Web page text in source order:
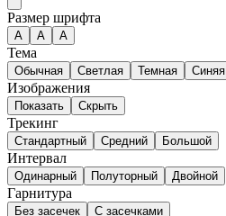
Размер шрифта
А A A
Тема
Обычная Светлая Темная Синяя
Изображения
Показать Скрыть
Трекинг
Стандартный Средний Большой
Интервал
Одинарный Полуторный Двойной
Гарнитура
Без засечек
С засечками